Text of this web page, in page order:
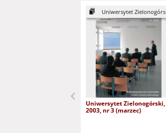
Uniwersytet Zielonogórski, 2003
Uniwersytet Zielonogórski,
2003, nr 3 (marzec)